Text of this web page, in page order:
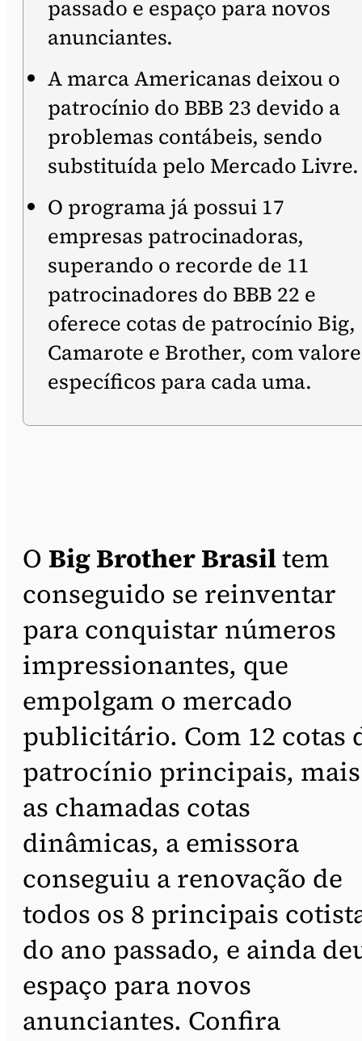
passado e espaço para novos
anunciantes.
A marca Americanas deixou o
patrocínio do BBB 23 devido a
problemas contábeis, sendo
substituída pelo Mercado Livre.
O programa já possui 17
empresas patrocinadoras,
superando o recorde de 11
patrocinadores do BBB 22 e
oferece cotas de patrocínio Big,
Camarote e Brother, com
específicos para cada uma.
O Big Brother Brasiltem
conseguido se reinventar
para conquistar números
impressionantes, que
empolgam o mercado
publicitário. Com 12 cotas
patrocínio principais, mais
as chamadas cotas
dinâmicas, a emissora
conseguiu a renovação de
todos os 8 principais
do ano passado, e ainda
espaço para novos
anunciantes. Confira